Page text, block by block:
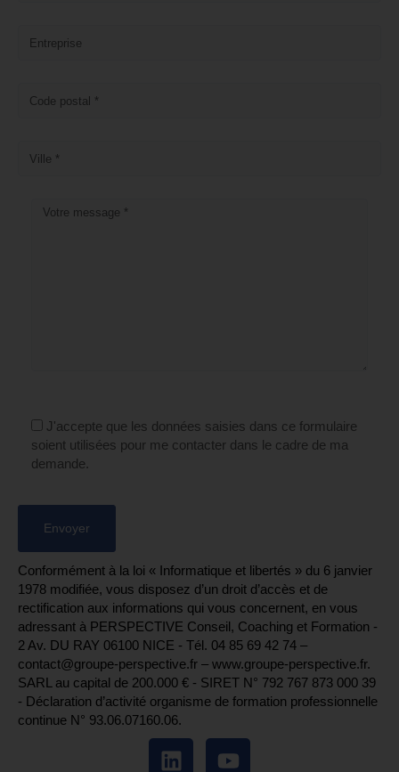
J'accepte que les données saisies dans ce formulaire
soient utilisées pour me contacter dans le cadre de ma
demande.
Conformément à la loi « Informatique et libertés » du 6 janvier
1978 modifiée, vous disposez d’un droit d’accès et de
rectification aux informations qui vous concernent, en vous
adressant à PERSPECTIVE Conseil, Coaching et Formation -
2 Av. DU RAY 06100 NICE - Tél. 04 85 69 42 74⁩ –
contact@groupe-perspective.fr – www.groupe-perspective.fr.
SARL au capital de 200.000 € - SIRET N° 792 767 873 000 39
- Déclaration d’activité organisme de formation professionnelle
continue N° 93.06.07160.06.